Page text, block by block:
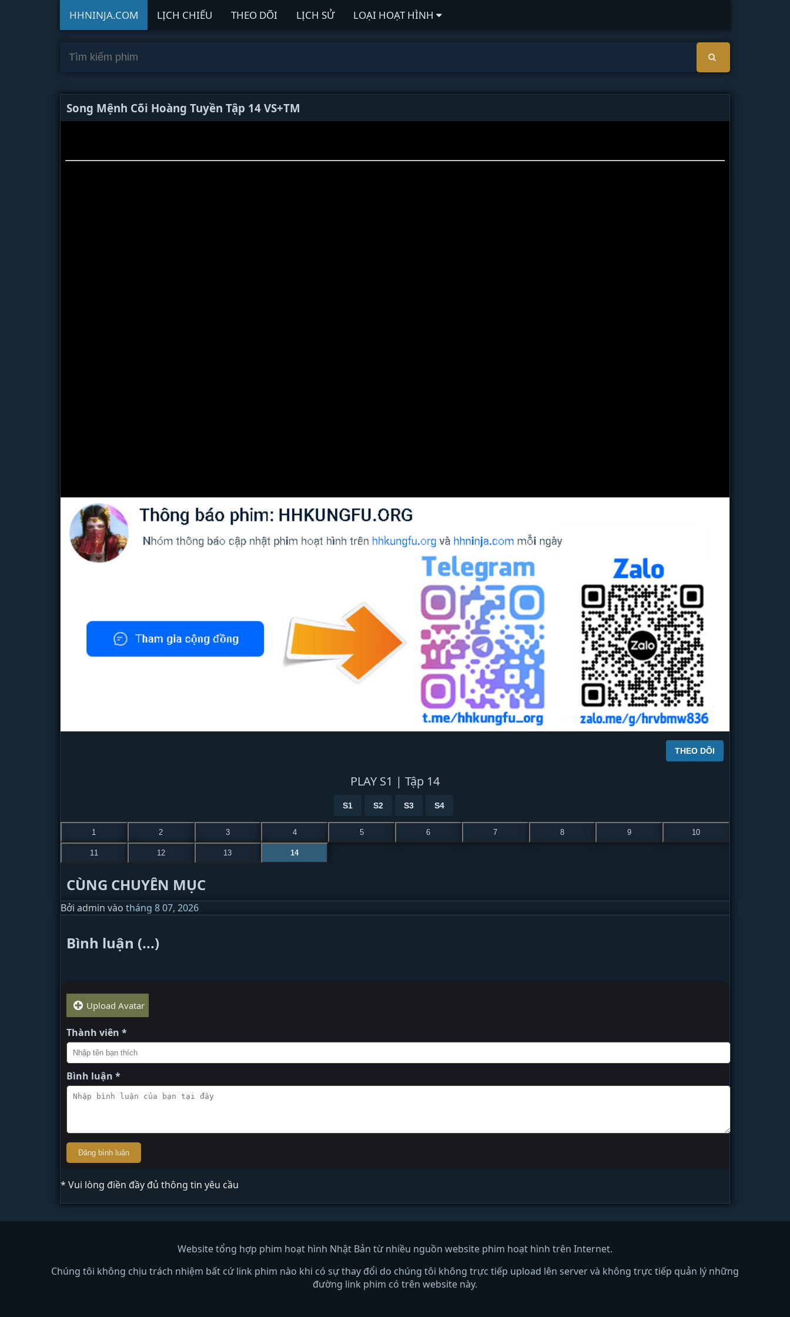
HHNINJA.COM LỊCH CHIẾU THEO DÕI LỊCH SỬ LOẠI HOẠT HÌNH
Song Mệnh Cõi Hoàng Tuyền Tập 14 VS+TM
THEO DÕI
PLAY S1 | Tập 14
S1 S2 S3 S4
1 2 3 4 5 6 7 8 9 10
11 12 13 14
CÙNG CHUYÊN MỤC
Bởi admin vào tháng 8 07, 2026
Bình luận (...)
Upload Avatar
Thành viên *
Bình luận *
Đăng bình luận
* Vui lòng điền đầy đủ thông tin yêu cầu
Website tổng hợp phim hoạt hình Nhật Bản từ nhiều nguồn website phim hoạt hình trên Internet.
Chúng tôi không chịu trách nhiệm bất cứ link phim nào khi có sự thay đổi do chúng tôi không trực tiếp upload lên server và không trực tiếp quản lý những
đường link phim có trên website này.